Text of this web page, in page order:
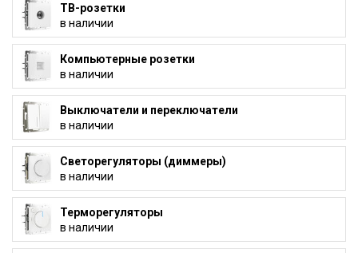
ТВ-розетки
в наличии
Компьютерные розетки
в наличии
Выключатели и переключатели
в наличии
Светорегуляторы (диммеры)
в наличии
Терморегуляторы
в наличии